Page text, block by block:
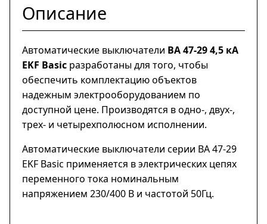
Описание
Автоматические выключатели ВА 47-29 4,5 кА
EKF Basic разработаны для того, чтобы
обеспечить комплектацию объектов
надежным электрооборудованием по
доступной цене. Производятся в одно-, двух-,
трех- и четырехполюсном исполнении.
Автоматические выключатели серии ВА 47-29
EKF Basic применяется в электрических цепях
переменного тока номинальным
напряжением 230/400 В и частотой 50Гц.